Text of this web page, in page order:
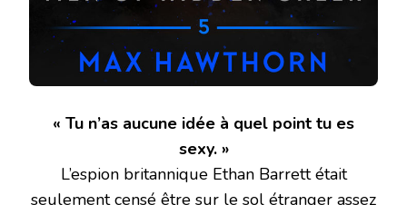
« Tu n’as aucune idée à quel point tu es
sexy. »
L’espion britannique Ethan Barrett était
seulement censé être sur le sol étranger assez